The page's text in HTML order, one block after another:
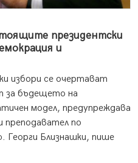
президентски
и
избори се очертават
за бъдещето на
модел, предупреждава
преподавател по
Георги Близнашки, пише